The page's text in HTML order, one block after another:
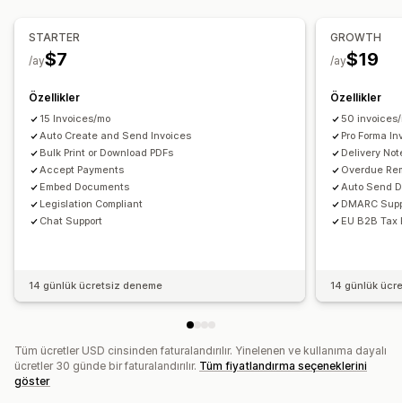
Gönderen e-postası
Barkodlar
Logolar
Dosya yönetimi
Toplu indirme
E-posta otomasyonu
PDF oluşturma Yazdırıp dışa aktarma
Veri güvenliği
Ardışık numaralandırma
Kayıt
Vergi numarası doğrulama
Hindistan (GST)
Raporlama ve dosyalama
Dışa veri aktarma
STARTER
$7
/ay
Özellikler
15 Invoices/mo
Auto Create and Send Invoices
Bulk Print or Download PDFs
Accept Payments
Embed Documents
Legislation Compliant
Chat Support
14 günlük ücretsiz deneme
GROWTH
$19
/ay
Özellikler
50 invoices/
Pro Forma
Delivery
Overdue
Auto Send
DMARC
EU B2B Tax
14 günlük
Tüm ücretler USD cinsinden faturalandırılır. Yinelenen ve kullanıma dayalı
ücretler 30 günde bir faturalandırılır. Tüm fiyatlandırma seçeneklerini
göster